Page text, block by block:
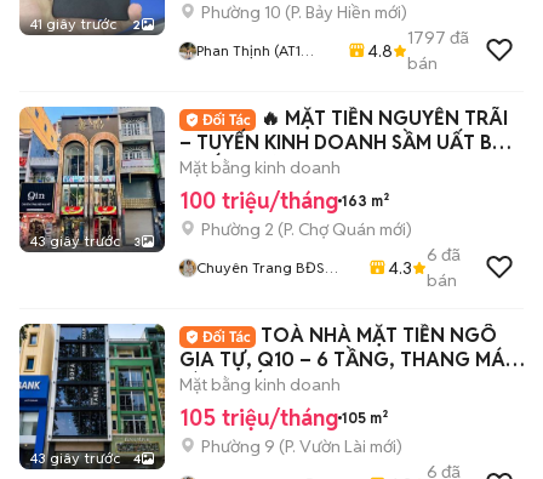
41 giây trước 2
Phường 10 (P. Bảy Hiền mới)
Phan Thịnh (AT1
4.8
1797 đã
bán
43 giây trước 3
🔥 MẶT TIỀN NGUYỄN TRÃI
– TUYẾN KINH DOANH SẦM UẤT BẬC
NHẤT QUẬN 5 🔥
Mặt bằng kinh doanh
100 triệu/tháng 163 m²
Phường 2 (P. Chợ Quán mới)
Chuyên Trang BĐS
4.3
6 đã
bán
43 giây trước 4
TOÀ NHÀ MẶT TIỀN NGÔ
GIA TỰ, Q10 – 6 TẦNG, THANG MÁY,
SÀN SUỐT
Mặt bằng kinh doanh
105 triệu/tháng 105 m²
Phường 9 (P. Vườn Lài mới)
6 đã